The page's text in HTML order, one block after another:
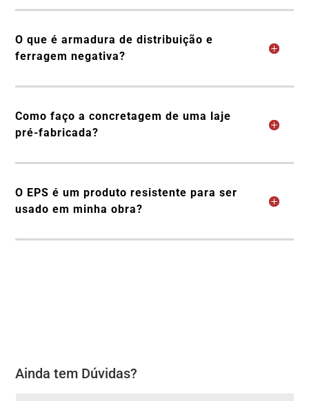
O que é armadura de distribuição e
ferragem negativa?
Como faço a concretagem de uma laje
pré-fabricada?
O EPS é um produto resistente para ser
usado em minha obra?
Ainda tem Dúvidas?